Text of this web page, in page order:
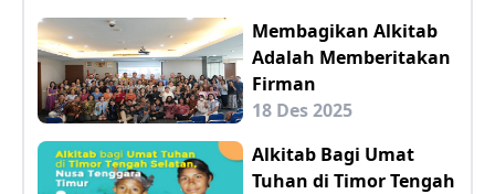
Membagikan Alkitab
Adalah Memberitakan
Firman
18 Des 2025
Alkitab Bagi Umat
Tuhan di Timor Tengah